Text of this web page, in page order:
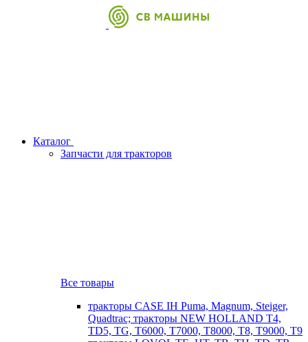
Каталог
Запчасти для тракторов
Все товары
тракторы CASE IH Puma, Magnum, Steiger,
Quadtrac; тракторы NEW HOLLAND T4,
TD5, TG, T6000, T7000, T8000, T8, T9000, T9